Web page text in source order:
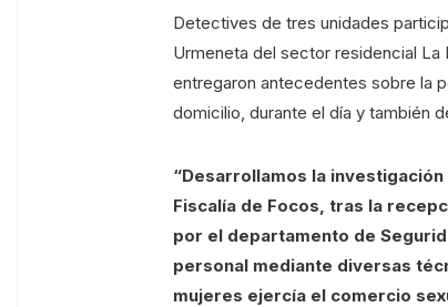
Detectives de tres unidades
Urmeneta del sector residencial La
entregaron antecedentes sobre la
domicilio, durante el día y también
“Desarrollamos la
Fiscalía de Focos, tras la
por el departamento de
personal mediante diversas
mujeres ejercía el comercio